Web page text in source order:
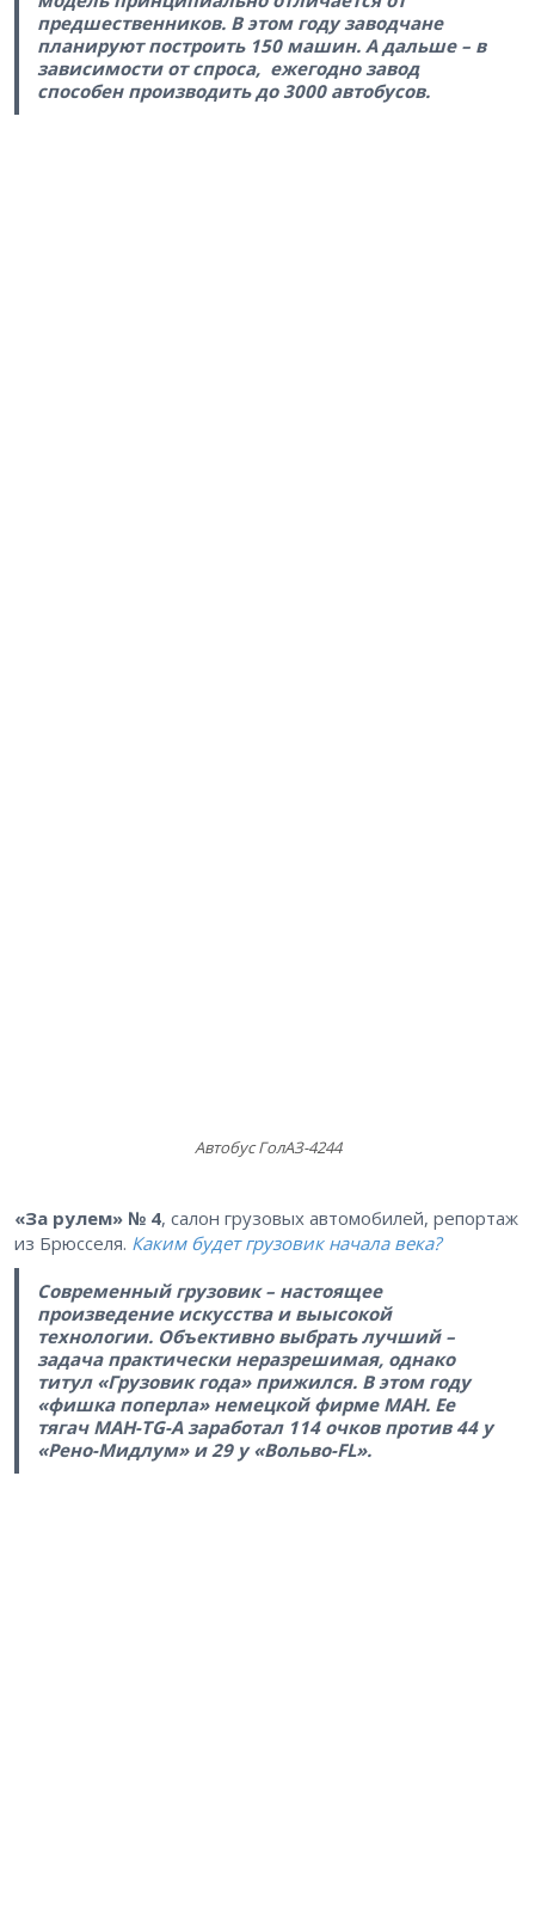
предшественников. В этом году заводчане
планируют построить 150 машин. А дальше – в
зависимости от спроса, ежегодно завод
способен производить до 3000 автобусов.
Автобус ГолАЗ-4244
«За рулем» № 4, салон грузовых автомобилей, репортаж
из Брюсселя. Каким будет грузовик начала века?
Современный грузовик – настоящее
произведение искусства и выысокой
технологии. Объективно выбрать лучший –
задача практически неразрешимая, однако
титул «Грузовик года» прижился. В этом году
«фишка поперла» немецкой фирме МАН. Ее
тягач МАН-TG-A заработал 114 очков против 44 у
«Рено-Мидлум» и 29 у «Вольво-FL».